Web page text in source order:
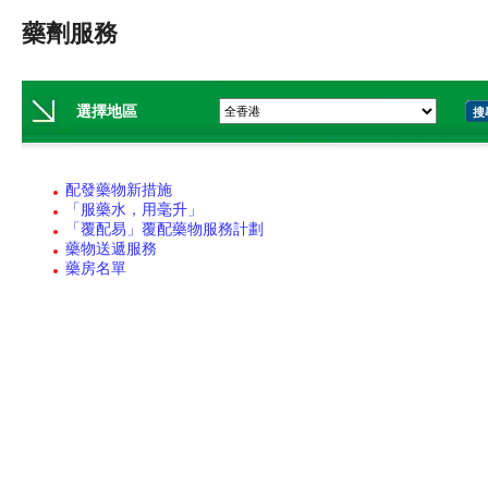
藥劑服務
選擇地區 搜
配發藥物新措施
「服藥水，用毫升」
「覆配易」覆配藥物服務計劃
藥物送遞服務
藥房名單